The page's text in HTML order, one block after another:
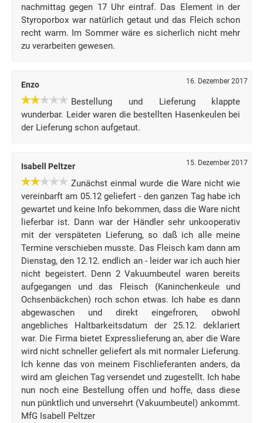
nachmittag gegen 17 Uhr eintraf. Das Element in der
Styroporbox war natürlich getaut und das Fleich schon
recht warm. Im Sommer wäre es sicherlich nicht mehr
zu verarbeiten gewesen.
Enzo 16. Dezember 2017
Bestellung und Lieferung klappte
wunderbar. Leider waren die bestellten Hasenkeulen bei
der Lieferung schon aufgetaut.
Isabell Peltzer 15. Dezember 2017
Zunächst einmal wurde die Ware nicht wie
vereinbarft am 05.12 geliefert - den ganzen Tag habe ich
gewartet und keine Info bekommen, dass die Ware nicht
lieferbar ist. Dann war der Händler sehr unkooperativ
mit der verspäteten Lieferung, so daß ich alle meine
Termine verschieben musste. Das Fleisch kam dann am
Dienstag, den 12.12. endlich an - leider war ich auch hier
nicht begeistert. Denn 2 Vakuumbeutel waren bereits
aufgegangen und das Fleisch (Kaninchenkeule und
Ochsenbäckchen) roch schon etwas. Ich habe es dann
abgewaschen und direkt eingefroren, obwohl
angebliches Haltbarkeitsdatum der 25.12. deklariert
war. Die Firma bietet Expresslieferung an, aber die Ware
wird nicht schneller geliefert als mit normaler Lieferung.
Ich kenne das von meinem Fischlieferanten anders, da
wird am gleichen Tag versendet und zugestellt. Ich habe
nun noch eine Bestellung offen und hoffe, dass diese
nun pünktlich und unversehrt (Vakuumbeutel) ankommt.
MfG Isabell Peltzer